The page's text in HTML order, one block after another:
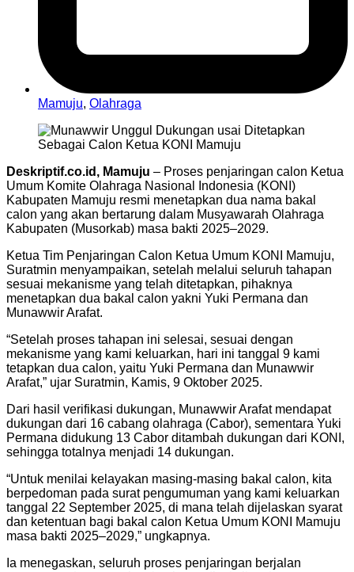
Mamuju, Olahraga
Deskriptif.co.id, Mamuju – Proses penjaringan calon Ketua
Umum Komite Olahraga Nasional Indonesia (KONI)
Kabupaten Mamuju resmi menetapkan dua nama bakal
calon yang akan bertarung dalam Musyawarah Olahraga
Kabupaten (Musorkab) masa bakti 2025–2029.
Ketua Tim Penjaringan Calon Ketua Umum KONI Mamuju,
Suratmin menyampaikan, setelah melalui seluruh tahapan
sesuai mekanisme yang telah ditetapkan, pihaknya
menetapkan dua bakal calon yakni Yuki Permana dan
Munawwir Arafat.
“Setelah proses tahapan ini selesai, sesuai dengan
mekanisme yang kami keluarkan, hari ini tanggal 9 kami
tetapkan dua calon, yaitu Yuki Permana dan Munawwir
Arafat,” ujar Suratmin, Kamis, 9 Oktober 2025.
Dari hasil verifikasi dukungan, Munawwir Arafat mendapat
dukungan dari 16 cabang olahraga (Cabor), sementara Yuki
Permana didukung 13 Cabor ditambah dukungan dari KONI,
sehingga totalnya menjadi 14 dukungan.
“Untuk menilai kelayakan masing-masing bakal calon, kita
berpedoman pada surat pengumuman yang kami keluarkan
tanggal 22 September 2025, di mana telah dijelaskan syarat
dan ketentuan bagi bakal calon Ketua Umum KONI Mamuju
masa bakti 2025–2029,” ungkapnya.
Ia menegaskan, seluruh proses penjaringan berjalan